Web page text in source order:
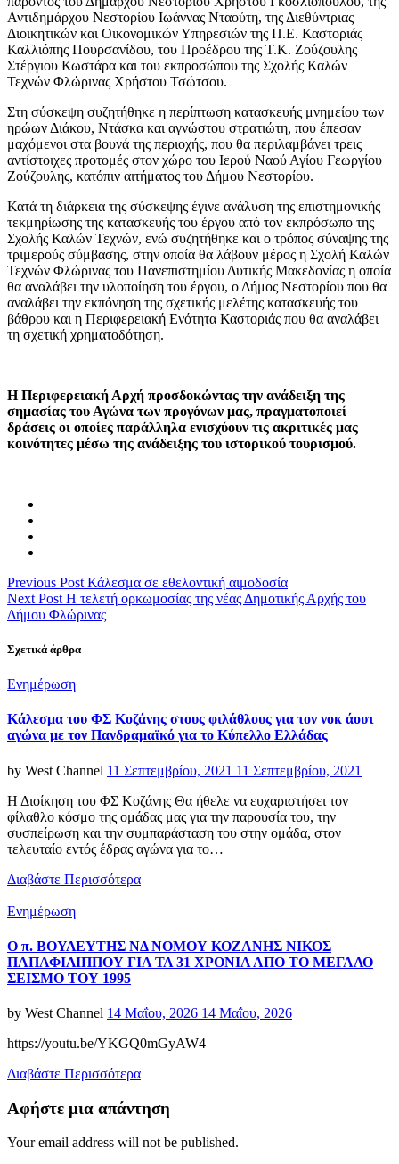
Αντιδημάρχου Νεστορίου Ιωάννας Νταούτη, της Διεθύντριας
Διοικητικών και Οικονομικών Υπηρεσιών της Π.Ε. Καστοριάς
Καλλιόπης Πουρσανίδου, του Προέδρου της Τ.Κ. Ζούζουλης
Στέργιου Κωστάρα και του εκπροσώπου της Σχολής Καλών
Τεχνών Φλώρινας Χρήστου Τσώτσου.
Στη σύσκεψη συζητήθηκε η περίπτωση κατασκευής μνημείου των
ηρώων Διάκου, Ντάσκα και αγνώστου στρατιώτη, που έπεσαν
μαχόμενοι στα βουνά της περιοχής, που θα περιλαμβάνει τρεις
αντίστοιχες προτομές στον χώρο του Ιερού Ναού Αγίου Γεωργίου
Ζούζουλης, κατόπιν αιτήματος του Δήμου Νεστορίου.
Κατά τη διάρκεια της σύσκεψης έγινε ανάλυση της επιστημονικής
τεκμηρίωσης της κατασκευής του έργου από τον εκπρόσωπο της
Σχολής Καλών Τεχνών, ενώ συζητήθηκε και ο τρόπος σύναψης της
τριμερούς σύμβασης, στην οποία θα λάβουν μέρος η Σχολή Καλών
Τεχνών Φλώρινας του Πανεπιστημίου Δυτικής Μακεδονίας η οποία
θα αναλάβει την υλοποίηση του έργου, ο Δήμος Νεστορίου που θα
αναλάβει την εκπόνηση της σχετικής μελέτης κατασκευής του
βάθρου και η Περιφερειακή Ενότητα Καστοριάς που θα αναλάβει
τη σχετική χρηματοδότηση.
Η Περιφερειακή Αρχή προσδοκώντας την ανάδειξη της
σημασίας του Αγώνα των προγόνων μας, πραγματοποιεί
δράσεις οι οποίες παράλληλα ενισχύουν τις ακριτικές μας
κοινότητες μέσω της ανάδειξης του ιστορικού τουρισμού.
Previous Post Κάλεσμα σε εθελοντική αιμοδοσία
Next Post Η τελετή ορκωμοσίας της νέας Δημοτικής Αρχής του
Δήμου Φλώρινας
Σχετικά άρθρα
Categories
Ενημέρωση
Κάλεσμα του ΦΣ Κοζάνης στους φιλάθλους για τον νοκ άουτ
αγώνα με τον Πανδραμαϊκό για το Κύπελλο Ελλάδας
by West Channel Posted
11 Σεπτεμβρίου, 2021 11 Σεπτεμβρίου, 2021
Η Διοίκηση του ΦΣ Κοζάνης Θα ήθελε να ευχαριστήσει τον
φίλαθλο κόσμο της ομάδας μας για την παρουσία του, την
συσπείρωση και την συμπαράσταση του στην ομάδα, στον
τελευταίο εντός έδρας αγώνα για το…
Διαβάστε Περισσότερα
Categories
Ενημέρωση
Ο π. ΒΟΥΛΕΥΤΗΣ ΝΔ ΝΟΜΟΥ ΚΟΖΑΝΗΣ ΝΙΚΟΣ
ΠΑΠΑΦΙΛΙΠΠΟΥ ΓΙΑ ΤΑ 31 ΧΡΟΝΙΑ ΑΠΟ ΤΟ ΜΕΓΑΛΟ
ΣΕΙΣΜΟ ΤΟΥ 1995
by West Channel Posted
14 Μαΐου, 2026 14 Μαΐου, 2026
https://youtu.be/YKGQ0mGyAW4
Διαβάστε Περισσότερα
Αφήστε μια απάντηση
Your email address will not be published.